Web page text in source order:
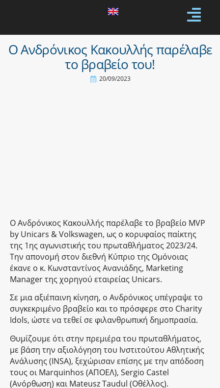
Ο Ανδρόνικος Κακουλλής παρέλαβε
το βραβείο του!
20/09/2023
Ο Ανδρόνικος Κακουλλής παρέλαβε το βραβείο MVP
by Unicars & Volkswagen, ως ο κορυφαίος παίκτης
της 1ης αγωνιστικής του πρωταθλήματος 2023/24.
Την απονομή στον διεθνή Κύπριο της Ομόνοιας
έκανε ο κ. Κωνσταντίνος Ανανιάδης, Marketing
Manager της χορηγού εταιρείας Unicars.
Σε μια αξιέπαινη κίνηση, ο Ανδρόνικος υπέγραψε το
συγκεκριμένο βραβείο και το πρόσφερε στο Charity
Idols, ώστε να τεθεί σε φιλανθρωπική δημοπρασία.
Θυμίζουμε ότι στην πρεμιέρα του πρωταθλήματος,
με βάση την αξιολόγηση του Ινστιτούτου Αθλητικής
Ανάλυσης (INSA), ξεχώρισαν επίσης με την απόδοση
τους οι Marquinhos (ΑΠΟΕΛ), Sergio Castel
(Ανόρθωση) και Mateusz Taudul (Οθέλλος).